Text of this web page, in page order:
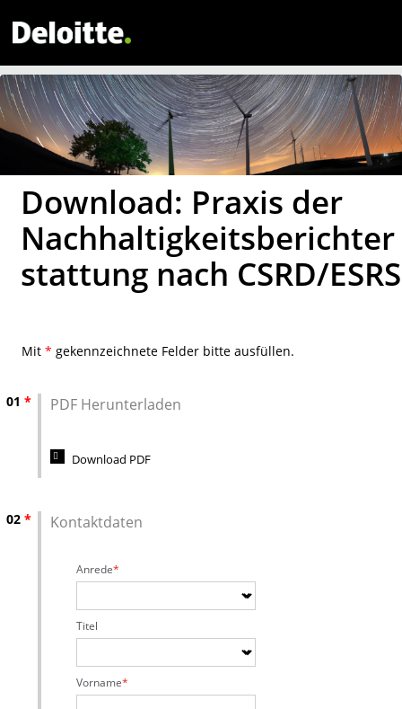
Download: Praxis der
Nachhaltigkeitsberichter
stattung nach CSRD/ESRS
Mit * gekennzeichnete Felder bitte ausfüllen.
01 * PDF Herunterladen
Download PDF
02 * Kontaktdaten
Anrede
Titel
Vorname